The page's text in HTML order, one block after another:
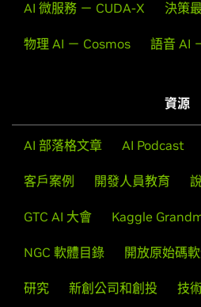
AI 微服務 － CUDA-X 決策
物理 AI － Cosmos 語音 AI
資源
AI 部落格文章 AI Podcast
客戶案例 開發人員教育
GTC AI 大會 Kaggle
NGC 軟體目錄 開放原始碼
研究 新創公司和創投 技